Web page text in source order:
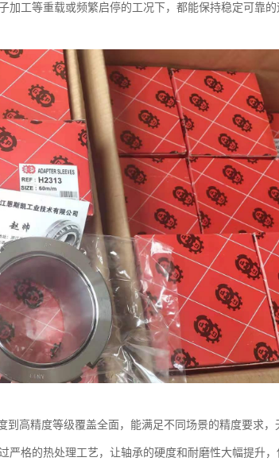
加工等重载或频繁启停的工况下，都能保持稳定可靠的
高精度等级覆盖全面，能满足不同场景的精度要求，
严格的热处理工艺，让轴承的硬度和耐磨性大幅提升